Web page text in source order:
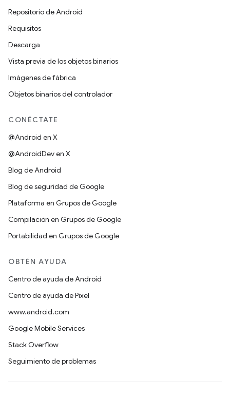
Repositorio de Android
Requisitos
Descarga
Vista previa de los objetos binarios
Imágenes de fábrica
Objetos binarios del controlador
CONÉCTATE
@Android en X
@AndroidDev en X
Blog de Android
Blog de seguridad de Google
Plataforma en Grupos de Google
Compilación en Grupos de Google
Portabilidad en Grupos de Google
OBTÉN AYUDA
Centro de ayuda de Android
Centro de ayuda de Pixel
www.android.com
Google Mobile Services
Stack Overflow
Seguimiento de problemas